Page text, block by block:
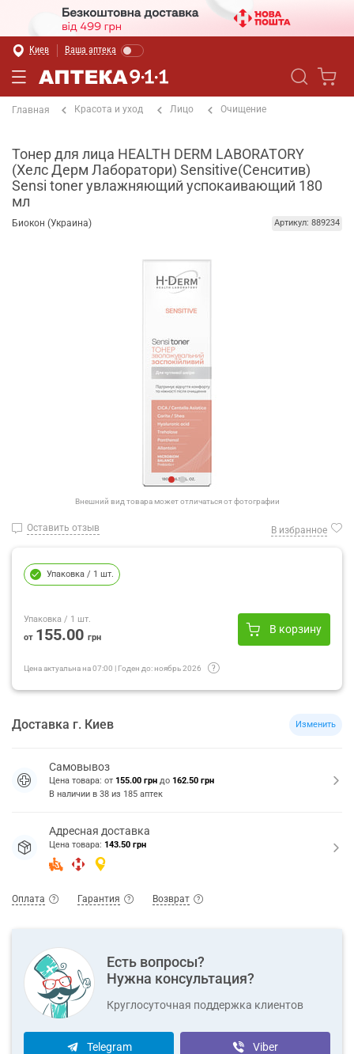
Киев Ваша аптека
Главная Красота и уход Лицо Очищение
Тонер для лица HEALTH DERM LABORATORY
(Хелс Дерм Лаборатори) Sensitive(Сенситив)
Sensi toner увлажняющий успокаивающий 180
мл
Биокон (Украина) Артикул: 889234
Внешний вид товара может отличаться от фотографии
Оставить отзыв В избранное
Упаковка / 1 шт.
Упаковка / 1 шт.
от 155.00 грн
В корзину
Цена актуальна на07:00 | Годен до:ноябрь 2026
Доставка г. Киев Изменить
Самовывоз
Цена товара: от 155.00 грн до 162.50 грн
В наличии в 38 из 185 аптек
Адресная доставка
Цена товара: 143.50 грн
Оплата Гарантия Возврат
Есть вопросы?
Нужна консультация?
Круглосуточная поддержка клиентов
Telegram Viber